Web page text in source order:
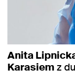
Anita
Karasiemz